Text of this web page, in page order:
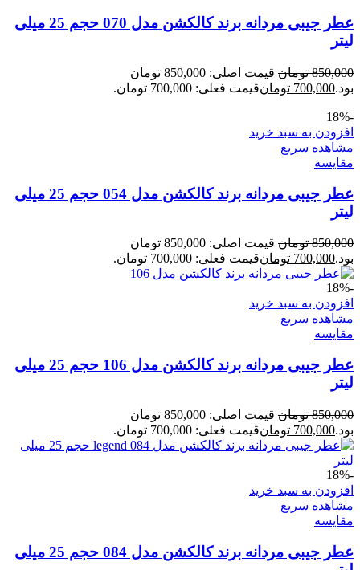
عطر جیبی مردانه برند کالکشن مدل 070 حجم 25 میلی
لیتر
850,000 تومان
قیمت اصلی: 850,000 تومان
بود.700,000 تومانقیمت فعلی: 700,000 تومان.
-18%
افزودن به سبد خرید
مشاهده سریع
مقایسه
عطر جیبی مردانه برند کالکشن مدل 054 حجم 25 میلی
لیتر
850,000 تومان
قیمت اصلی: 850,000 تومان
بود.700,000 تومانقیمت فعلی: 700,000 تومان.
-18%
افزودن به سبد خرید
مشاهده سریع
مقایسه
عطر جیبی مردانه برند کالکشن مدل 106 حجم 25 میلی
لیتر
850,000 تومان
قیمت اصلی: 850,000 تومان
بود.700,000 تومانقیمت فعلی: 700,000 تومان.
-18%
افزودن به سبد خرید
مشاهده سریع
مقایسه
عطر جیبی مردانه برند کالکشن مدل 084 حجم 25 میلی